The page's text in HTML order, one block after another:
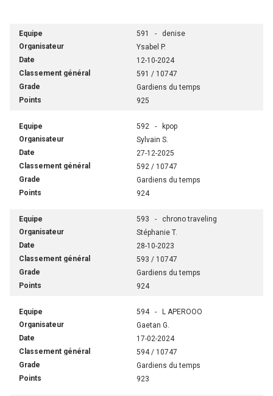
591 - denise
Ysabel P.
12-10-2024
591 / 10747
Gardiens du temps
925
592 - kpop
Sylvain S.
27-12-2025
592 / 10747
Gardiens du temps
924
593 - chrono traveling
Stéphanie T.
28-10-2023
593 / 10747
Gardiens du temps
924
594 - L APEROOO
Gaetan G.
17-02-2024
594 / 10747
Gardiens du temps
923